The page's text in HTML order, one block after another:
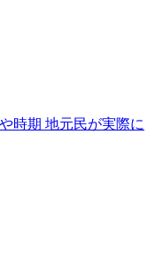
時期 地元民が実際に